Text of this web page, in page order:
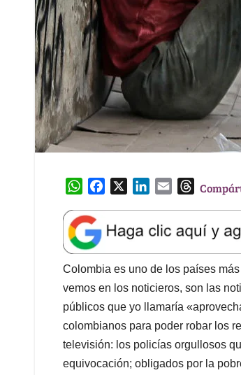
W
a
t
s
A
p
p
e
b
o
o
k
k
e
d
I
n
l
T
e
a
d
s
Colombia es uno de los países
vemos en los noticieros, son las
públicos que yo llamaría
colombianos para poder robar los
televisión: los policías orgullosos
equivocación; obligados por la